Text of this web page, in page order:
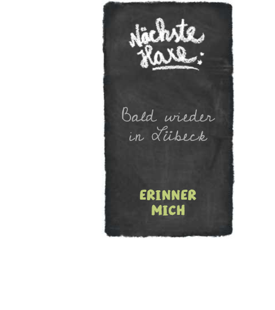
Newsletter
Bald wieder
in Lübeck
erinner
mich